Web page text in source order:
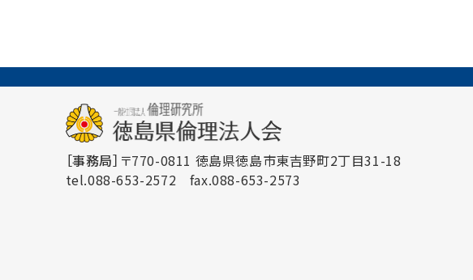
［事務局］ 〒770-0811 徳島県徳島市東吉野町2丁目31-18
tel.088-653-2572 fax.088-653-2573